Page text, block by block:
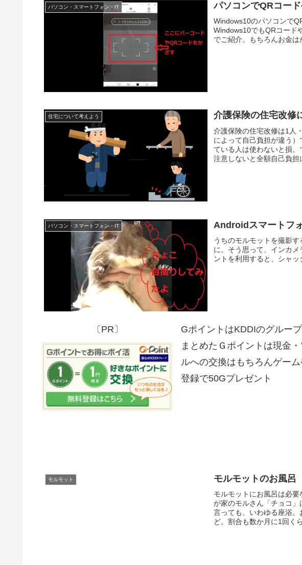
パソコン・スマートフォン・IT パソコンでQRコー
Windows10のパソコンで
Windows10でもQRコード
でご紹介。もちろんお金は
住宅について考えよう 介護保険の住宅改修
介護保険の住宅改修は1人
によって自己負担が違う
ている人は使わないと損。
注意しないと全額自己負担
パソコン・スマートフォン・IT Androidスマートフ
うちのモルモットを撮影
に。そう思って、インカ
ントを利用すると、シャッ
〔PR〕
GポイントはKDDIのグループ
まとめたＧポイントは現金
ルへの交換はもちろんゲー
登録で50Gプレゼント
モルモット モルモットのお風呂
モルモットにお風呂は必
が家のモルさん「チョコ
言っても、いわゆる座浴
ど。割合も数か月に1回くら